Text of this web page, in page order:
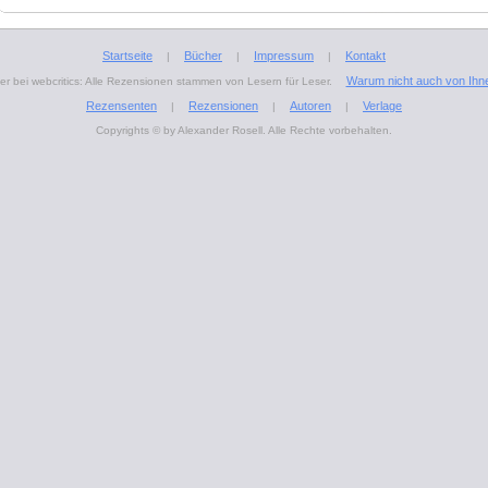
Startseite | Bücher | Impressum | Kontakt
bei webcritics: Alle Rezensionen stammen von Lesern für Leser.
Warum nicht auch von
Rezensenten
| Rezensionen | Autoren | Verlage
Copyrights © by Alexander Rosell. Alle Rechte vorbehalten.